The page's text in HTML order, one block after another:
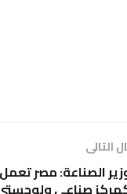
التالى
الصناعة: مصر
صناعي